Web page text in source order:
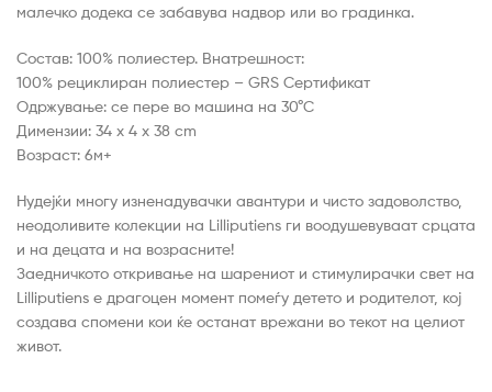
малечко додека се забавува надвор или во градинка.
Состав: 100% полиестер. Внатрешност:
100% рециклиран полиестер – GRS Сертификат
Одржување: се пере во машина на 30°C
Димензии: 34 x 4 x 38 cm
Возраст: 6м+
Нудејќи многу изненадувачки авантури и чисто задоволство,
неодоливите колекции на Lilliputiens ги воодушевуваат срцата
и на децата и на возрасните!
Заедничкото откривање на шарениот и стимулирачки свет на
Lilliputiens е драгоцен момент помеѓу детето и родителот, кој
создава спомени кои ќе останат врежани во текот на целиот
живот.